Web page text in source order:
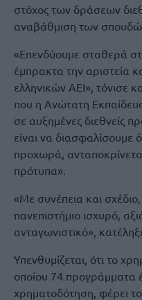
στόχος των δράσεων
αναβάθμιση των
«Επενδύουμε σταθερά
έμπρακτα την αριστεία
ελληνικών ΑΕΙ», τόνισε
που η Ανώτατη
σε αυξημένες διεθνείς
είναι να διασφαλίσουμε
προχωρά,
πρότυπα».
«Με συνέπεια και
πανεπιστήμιο ισχυρό,
ανταγωνιστικό»,
Υπενθυμίζεται, ότι το
οποίου 74 προγράμματα
χρηματοδότηση, φέρει